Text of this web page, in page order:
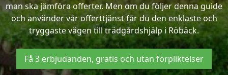
man ska jämföra offerter. Men om du följer denna guide
och använder vår offerttjänst får du den enklaste och
tryggaste vägen till trädgårdshjälp i Röbäck.
Få 3 erbjudanden, gratis och utan förpliktelser